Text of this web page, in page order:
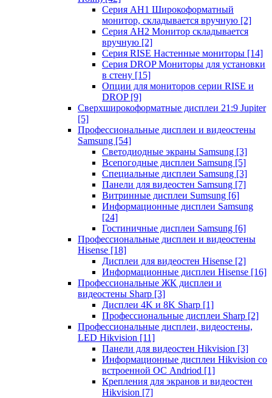
Серия AH1 Широкоформатный
монитор, складывается вручную [2]
Серия AH2 Монитор складывается
вручную [2]
Серия RISE Настенные мониторы [14]
Серия DROP Мониторы для установки
в стену [15]
Опции для мониторов серии RISE и
DROP [9]
Сверхширокоформатные дисплеи 21:9 Jupiter
[5]
Профессиональные дисплеи и видеостены
Samsung [54]
Светодиодные экраны Samsung [3]
Всепогодные дисплеи Samsung [5]
Специальные дисплеи Samsung [3]
Панели для видеостен Samsung [7]
Витринные дисплеи Sumsung [6]
Информационные дисплеи Samsung
[24]
Гостиничные дисплеи Samsung [6]
Профессиональные дисплеи и видеостены
Hisense [18]
Дисплеи для видеостен Hisense [2]
Информационные дисплеи Hisense [16]
Профессиональные ЖК дисплеи и
видеостены Sharp [3]
Дисплеи 4K и 8K Sharp [1]
Профессиональные дисплеи Sharp [2]
Профессиональные дисплеи, видеостены,
LED Hikvision [11]
Панели для видеостен Hikvision [3]
Информационные дисплеи Hikvision со
встроенной ОС Andriod [1]
Крепления для экранов и видеостен
Hikvision [7]